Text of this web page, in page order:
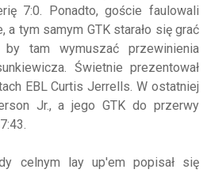
7:0. Ponadto, goście faulowali
tym samym GTK starało się grać
tam wymuszać przewinienia
Świetnie prezentował
EBL Curtis Jerrells. W ostatniej
Jr., a jego GTK do przerwy
celnym lay up'em popisał się